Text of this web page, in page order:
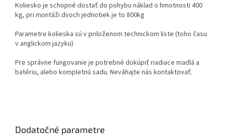
Koliesko je schopné dostať do pohybu náklad o hmotnosti 400
kg, pri montáži dvoch jednotiek je to 800kg
Parametre kolieska sú v priloženom technickom liste (toho času
v anglickom jazyku)
Pre správne fungovanie je potrebné dokúpiť riadiace madlá a
batériu, alebo kompletnú sadu. Neváhajte nás kontaktovať.
Dodatočné parametre